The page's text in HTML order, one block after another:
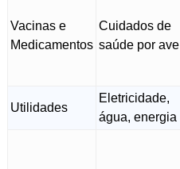
Vacinas e
Medicamentos
Cuidados de
saúde por ave
Utilidades
Eletricidade,
água, energia